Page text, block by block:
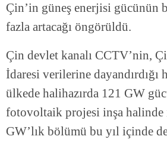
Çin’in güneş enerjisi gücünün
fazla artacağı öngörüldü.
Çin devlet kanalı CCTV’nin,
İdaresi verilerine dayandırdığı
ülkede halihazırda 121 GW
fotovoltaik projesi inşa halinde
GW’lık bölümü bu yıl içinde